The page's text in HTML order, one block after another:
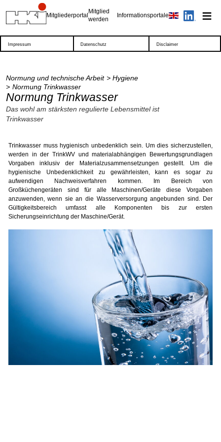
Mitgliederportal
Mitglied
werden
Informationsportale
Impressum Datenschutz Disclaimer
Normung und technische Arbeit
Hygiene
Normung Trinkwasser
Normung Trinkwasser
Das wohl am stärksten regulierte Lebensmittel ist
Trinkwasser
Trinkwasser muss hygienisch unbedenklich sein. Um dies sicherzustellen,
werden in der TrinkWV und materialabhängigen Bewertungsgrundlagen
Vorgaben inklusiv der Materialzusammensetzungen gestellt. Um die
hygienische Unbedenklichkeit zu gewährleisten, kann es sogar zu
aufwendigen Nachweisverfahren kommen. Im Bereich von
Großküchengeräten sind für alle Maschinen/Geräte diese Vorgaben
anzuwenden, wenn sie an die Wasserversorgung angebunden sind. Der
Gültigkeitsbereich umfasst alle Komponenten bis zur ersten
Sicherungseinrichtung der Maschine/Gerät.